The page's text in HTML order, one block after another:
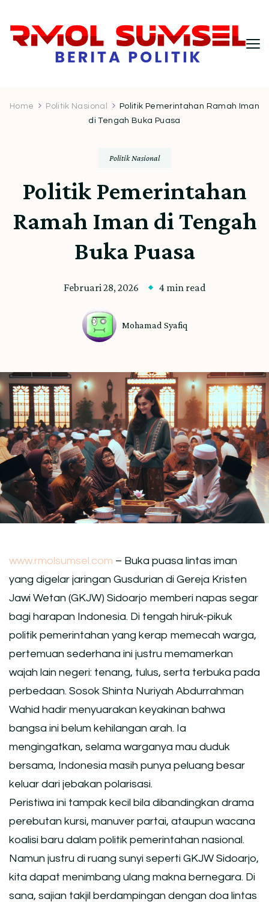
Indonesia untuk Pembaca Kritis
Home Politik Nasional
Politik Pemerintahan Ramah Iman
di Tengah Buka Puasa
Politik Nasional
Politik Pemerintahan
Ramah Iman di Tengah
Buka Puasa
Februari 28, 2026 4 min read
Mohamad Syafiq
www.rmolsumsel.com – Buka puasa lintas iman
yang digelar jaringan Gusdurian di Gereja Kristen
Jawi Wetan (GKJW) Sidoarjo memberi napas segar
bagi harapan Indonesia. Di tengah hiruk-pikuk
politik pemerintahan yang kerap memecah warga,
pertemuan sederhana ini justru memamerkan
wajah lain negeri: tenang, tulus, serta terbuka pada
perbedaan. Sosok Shinta Nuriyah Abdurrahman
Wahid hadir menyuarakan keyakinan bahwa
bangsa ini belum kehilangan arah. Ia
mengingatkan, selama warganya mau duduk
bersama, Indonesia masih punya peluang besar
keluar dari jebakan polarisasi.
Peristiwa ini tampak kecil bila dibandingkan drama
perebutan kursi, manuver partai, ataupun wacana
koalisi baru dalam politik pemerintahan nasional.
Namun justru di ruang sunyi seperti GKJW Sidoarjo,
kita dapat menimbang ulang makna bernegara. Di
sana, sajian takjil berdampingan dengan doa lintas